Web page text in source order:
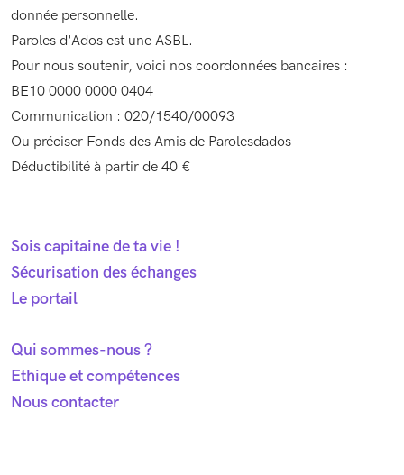
donnée personnelle.
Paroles d'Ados est une ASBL.
Pour nous soutenir, voici nos coordonnées bancaires :
BE10 0000 0000 0404
Communication : 020/1540/00093
Ou préciser Fonds des Amis de Parolesdados
Déductibilité à partir de 40 €
Sois capitaine de ta vie !
Sécurisation des échanges
Le portail
Qui sommes-nous ?
Ethique et compétences
Nous contacter